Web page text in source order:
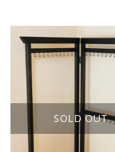
商品一覧
用途で選ぶ
私たちについてSOLD OUT